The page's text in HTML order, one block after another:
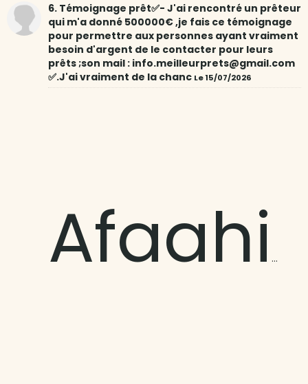
6. Témoignage prêt✅- J'ai rencontré un prêteur
qui m'a donné 500000€ ,je fais ce témoignage
pour permettre aux personnes ayant vraiment
besoin d'argent de le contacter pour leurs
prêts ;son mail : info.meilleurprets@gmail.com
✅.J'ai vraiment de la chanc Le 15/07/2026
Afaahiti